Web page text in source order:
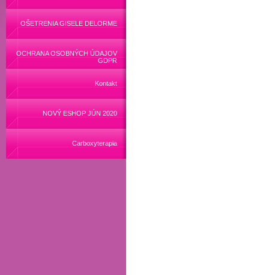
OŠETRENIA GISELE DELORME
OCHRANA OSOBNÝCH ÚDAJOV
GDPR
Kontakt
NOVÝ ESHOP JÚN 2020
Carboxyterapia